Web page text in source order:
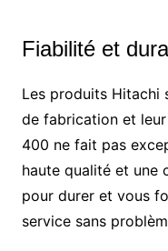
Fiabilité et
Les produits Hitachi
de fabrication et
400 ne fait pas
haute qualité et une
pour durer et vous
service sans